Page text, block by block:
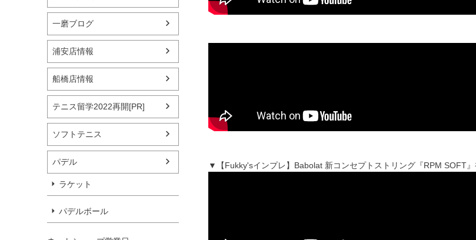
一磨ブログ
浦安店情報
船橋店情報
テニス留学2022再開[PR]
ソフトテニス
パデル
ラケット
パデルボール
▼【Fukky'sインプレ】Babolat 新コンセプトストリング『RPM SOFT』